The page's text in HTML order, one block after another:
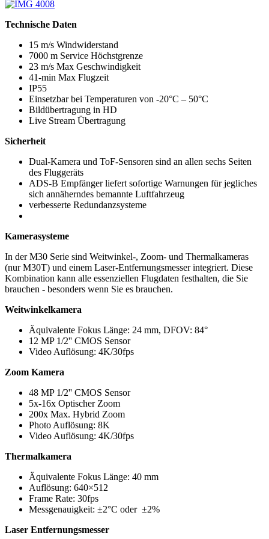
Technische Daten
15 m/s Windwiderstand
7000 m Service Höchstgrenze
23 m/s Max Geschwindigkeit
41-min Max Flugzeit
IP55
Einsetzbar bei Temperaturen von -20°C – 50°C
Bildübertragung in HD
Live Stream Übertragung
Sicherheit
Dual-Kamera und ToF-Sensoren sind an allen sechs Seiten
des Fluggeräts
ADS-B Empfänger liefert sofortige Warnungen für jegliches
sich annäherndes bemannte Luftfahrzeug
verbesserte Redundanzsysteme
Kamerasysteme
In der M30 Serie sind Weitwinkel-, Zoom- und Thermalkameras
(nur M30T) und einem Laser-Entfernungsmesser integriert. Diese
Kombination kann alle essenziellen Flugdaten festhalten, die Sie
brauchen - besonders wenn Sie es brauchen.
Weitwinkelkamera
Äquivalente Fokus Länge: 24 mm, DFOV: 84°
12 MP 1/2'' CMOS Sensor
Video Auflösung: 4K/30fps
Zoom Kamera
48 MP 1/2'' CMOS Sensor
5x-16x Optischer Zoom
200x Max. Hybrid Zoom
Photo Auflösung: 8K
Video Auflösung: 4K/30fps
Thermalkamera
Äquivalente Fokus Länge: 40 mm
Auflösung: 640×512
Frame Rate: 30fps
Messgenauigkeit: ±2°C oder ±2%
Laser Entfernungsmesser